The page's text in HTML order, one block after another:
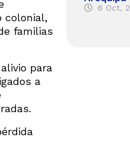
colonial,
familias
para
a
6 Oct,